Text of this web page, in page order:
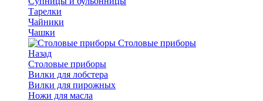
Тарелки
Чайники
Чашки
Cтоловые приборы
Назад
Cтоловые приборы
Вилки для лобстера
Вилки для пирожных
Ножи для масла